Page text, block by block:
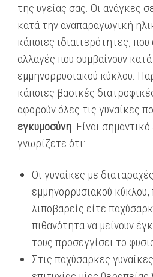
της υγείας σας. Οι ανάγκες
κατά την αναπαραγωγική
κάποιες ιδιαιτερότητες, που
αλλαγές που συμβαίνουν
εμμηνορρυσιακού κύκλου.
κάποιες βασικές
αφορούν όλες τις γυναίκες
εγκυμοσύνη. Είναι
γνωρίζετε ότι:
Οι γυναίκες με
εμμηνορρυσιακού κύκλου,
λιποβαρείς είτε
πιθανότητα να μείνουν
τους προσεγγίσει το
Στις παχύσαρκες